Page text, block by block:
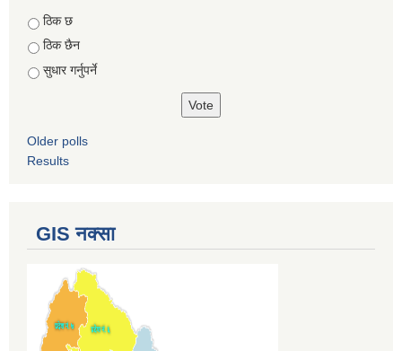
Choices
ठिक छ
ठिक छैन
सुधार गर्नुपर्ने
Older polls
Results
GIS नक्सा